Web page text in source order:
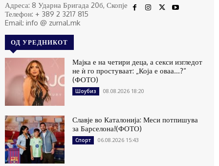
Адреса: 8 Ударна Бригада 20б, Скопје
Телефон: + 389 2 3217 815
Email: info @ zurnal.mk
ОД УРЕДНИКОТ
Мајка е на четири деца, а секси изгледот
не ѝ го простуваат: „Која е оваа…?“
(ФОТО)
Шоубиз 08.08.2026 18:20
Славје во Каталонија: Меси потпишува
за Барселона!(ФОТО)
Спорт 06.08.2026 15:43